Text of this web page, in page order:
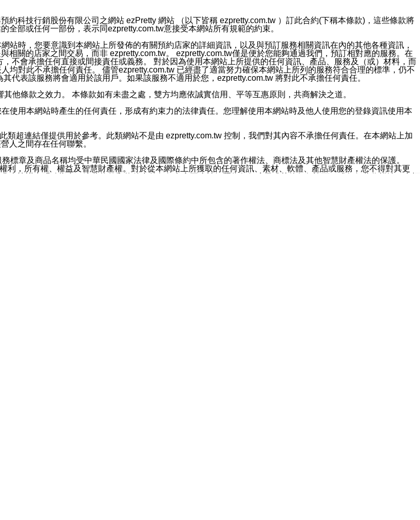
網站各項服務之資料或電子郵件供您參考。您能依照該資料或電子郵件所指示之方法、說明或功能連結，隨時
務好友，您仍可接收到通知型訊息。
他目的的訊息皆不會被傳送。滿足以下三個條件者，將可收到通知型訊息。
官方帳號的通知型訊息。
科技行銷股份有限公司之網站 ezPretty 網站 （以下皆稱 ezpretty.com.tw ）訂此合約(下稱本條款)，這些條款將
部或任何一部份，表示同ezpretty.com.tw意接受本網站所有規範的約束。
站時，您要意識到本網站上所發佈的有關預約店家的詳細資訊，以及與預訂服務相關資訊在內的其他各種資訊，
關的店家之間交易，而非 ezpretty.com.tw。 ezpretty.com.tw僅是便於您能夠通過我們，預訂相對應的服務。在
不會承擔任何直接或間接責任或義務。 對於因為使用本網站上所提供的任何資訊、產品、服務及（或）材料，而
均對此不承擔任何責任。 儘管ezpretty.com.tw 已經盡了適當努力確保本網站上所列的服務符合合理的標準，仍不
代表該服務將會適用於該用戶。如果該服務不適用於您，ezpretty.com.tw 將對此不承擔任何責任。
他條款之效力。 本條款如有未盡之處，雙方均應依誠實信用、平等互惠原則，共商解決之道。
使用本網站時產生的任何責任，形成有約束力的法律責任。您理解使用本網站時及他人使用您的登錄資訊使用本
超連結僅提供用於參考。此類網站不是由 ezpretty.com.tw 控制，我們對其內容不承擔任何責任。在本網站上加
人之間存在任何聯繫。
標章及商品名稱均受中華民國國家法律及國際條約中所包含的著作權法、商標法及其他智慧財產權法的保護。
利，所有權、權益及智慧財產權。對於從本網站上所獲取的任何資訊、素材、軟體、產品或服務，您不得對其更